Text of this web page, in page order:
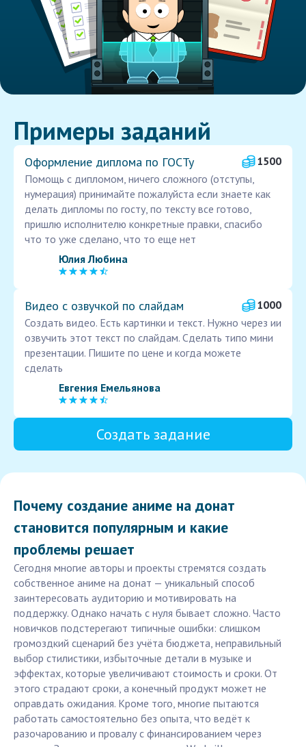
Примеры заданий
Оформление диплома по ГОСТу
1500
Помощь с дипломом, ничего сложного (отступы,
нумерация) принимайте пожалуйста если знаете как
делать дипломы по госту, по тексту все готово,
пришлю исполнителю конкретные правки, спасибо
что то уже сделано, что то еще нет
Юлия Любина
Видео с озвучкой по слайдам
1000
Создать видео. Есть картинки и текст. Нужно через ии
озвучить этот текст по слайдам. Сделать типо мини
презентации. Пишите по цене и когда можете
сделать
Евгения Емельянова
Создать задание
Почему создание аниме на донат
становится популярным и какие
проблемы решает
Сегодня многие авторы и проекты стремятся создать
собственное аниме на донат — уникальный способ
заинтересовать аудиторию и мотивировать на
поддержку. Однако начать с нуля бывает сложно. Часто
новичков подстерегают типичные ошибки: слишком
громоздкий сценарий без учёта бюджета, неправильный
выбор стилистики, избыточные детали в музыке и
эффектах, которые увеличивают стоимость и сроки. От
этого страдают сроки, а конечный продукт может не
оправдать ожидания. Кроме того, многие пытаются
работать самостоятельно без опыта, что ведёт к
разочарованию и провалу с финансированием через